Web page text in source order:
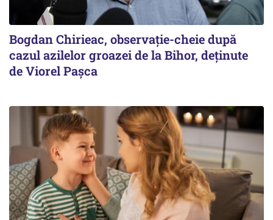
Bogdan Chirieac, observație-cheie după
cazul azilelor groazei de la Bihor, deținute
de Viorel Pașca